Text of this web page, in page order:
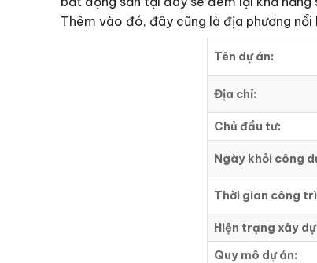
Thêm vào đó, đây cũng là địa phương
Tên dự án:
Địa chỉ:
Chủ đầu tư:
Ngày khỏi công
Thời gian công
Hiện trạng xây
Quy mô dự án: